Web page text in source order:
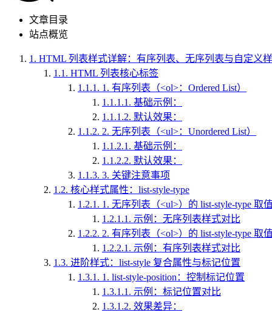
文章目录
站点概览
1. HTML 列表样式详解：有序列表、无序列表与自定义
1.1. HTML 列表核心标签
1.1.1. 1. 有序列表（<ol>：Ordered List）
1.1.1.1. 基础示例：
1.1.1.2. 默认效果：
1.1.2. 2. 无序列表（<ul>：Unordered List）
1.1.2.1. 基础示例：
1.1.2.2. 默认效果：
1.1.3. 3. 关键注意事项
1.2. 核心样式属性：list-style-type
1.2.1. 1. 无序列表（<ul>）的 list-style-type 取值
1.2.1.1. 示例：无序列表样式对比
1.2.2. 2. 有序列表（<ol>）的 list-style-type 取值
1.2.2.1. 示例：有序列表样式对比
1.3. 进阶样式：list-style 复合属性与标记位置
1.3.1. 1. list-style-position：控制标记位置
1.3.1.1. 示例：标记位置对比
1.3.1.2. 效果差异：